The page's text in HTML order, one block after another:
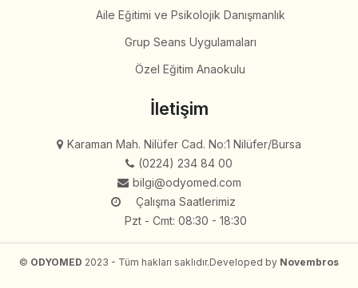
Aile Eğitimi ve Psikolojik Danışmanlık
Grup Seans Uygulamaları
Özel Eğitim Anaokulu
İletişim
Karaman Mah. Nilüfer Cad. No:1 Nilüfer/Bursa
(0224) 234 84 00
bilgi@odyomed.com
Çalışma Saatlerimiz
Pzt - Cmt: 08:30 - 18:30
© ODYOMED 2023 - Tüm hakları saklıdır.Developed by Novembros